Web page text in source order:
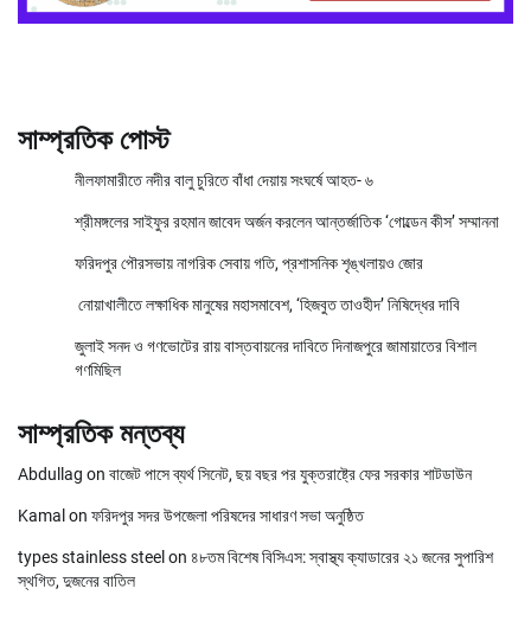
সাম্প্রতিক পোস্ট
নীলফামারীতে নদীর বালু চুরিতে বাঁধা দেয়ায় সংঘর্ষে আহত- ৬
শ্রীমঙ্গলের সাইফুর রহমান জাবেদ অর্জন করলেন আন্তর্জাতিক ‘গোল্ডেন কীস’ সম্মাননা
ফরিদপুর পৌরসভায় নাগরিক সেবায় গতি, প্রশাসনিক শৃঙ্খলায়ও জোর
নোয়াখালীতে লক্ষাধিক মানুষের মহাসমাবেশ, ‘হিজবুত তাওহীদ’ নিষিদ্ধের দাবি
জুলাই সনদ ও গণভোটের রায় বাস্তবায়নের দাবিতে দিনাজপুরে জামায়াতের বিশাল
গণমিছিল
সাম্প্রতিক মন্তব্য
Abdullag on বাজেট পাসে ব্যর্থ সিনেট, ছয় বছর পর যুক্তরাষ্ট্রে ফের সরকার শাটডাউন
Kamal on ফরিদপুর সদর উপজেলা পরিষদের সাধারণ সভা অনুষ্ঠিত
types stainless steel on ৪৮তম বিশেষ বিসিএস: স্বাস্থ্য ক্যাডারের ২১ জনের সুপারিশ
স্থগিত, দুজনের বাতিল